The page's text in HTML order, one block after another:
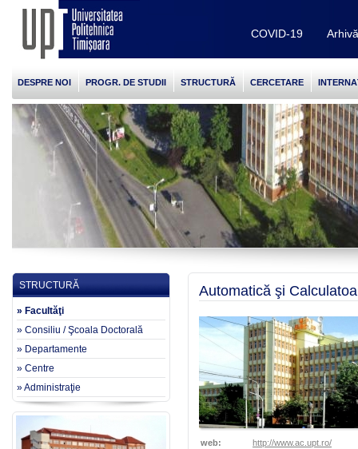
COVID-19
DESPRE NOI PROGR. DE STUDII STRUCTURĂ CERCETARE
STRUCTURĂ
» Facultăţi
» Consiliu / Şcoala Doctorală
» Departamente
» Centre
» Administraţie
Automatică şi
web: http://www.ac.upt.ro/